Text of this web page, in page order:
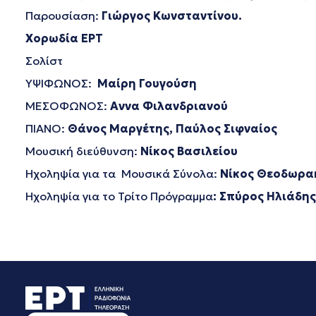
Παρουσίαση: Γιώργος Κωνσταντίνου.
Χορωδία ΕΡΤ
Σολίστ
ΥΨΙΦΩΝΟΣ: Μαίρη Γουγούση
ΜΕΣΟΦΩΝΟΣ: Αννα Φιλανδριανού
ΠΙΑΝΟ: Θάνος Μαργέτης, Παύλος Σιφναίος
Μουσική διεύθυνση: Νίκος Βασιλείου
Ηχοληψία για τα Μουσικά Σύνολα: Νίκος
Ηχοληψία για το Τρίτο Πρόγραμμα: Σπύρος Ηλιάδης